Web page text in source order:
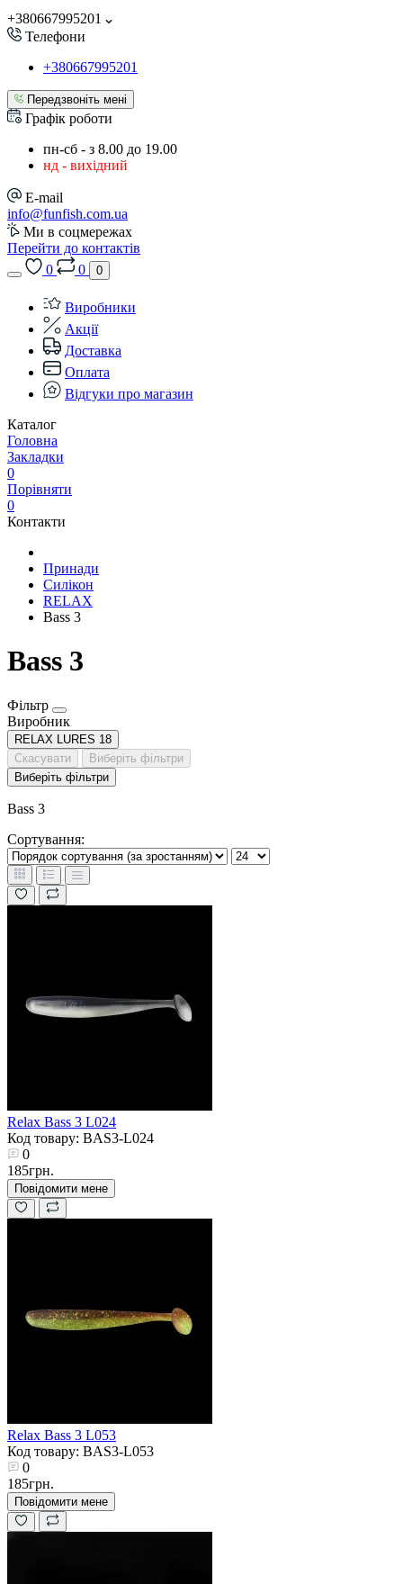
+380667995201
Телефони
+380667995201
Передзвоніть мені
Графік роботи
пн-сб - з 8.00 до 19.00
нд - вихідний
E-mail
info@funfish.com.ua
Ми в соцмережах
Перейти до контактів
0
0 0
Виробники
Акції
Доставка
Оплата
Відгуки про магазин
Каталог
Головна
Закладки
0
Порівняти
0
Контакти
Принади
Силікон
RELAX
Bass 3
Bass 3
Фільтр
Виробник
RELAX LURES 18
Скасувати
Виберіть фільтри
Виберіть фільтри
Bass 3
Сортування:
Relax Bass 3 L024
Код товару: BAS3-L024
0
185грн.
Повідомити мене
Relax Bass 3 L053
Код товару: BAS3-L053
0
185грн.
Повідомити мене